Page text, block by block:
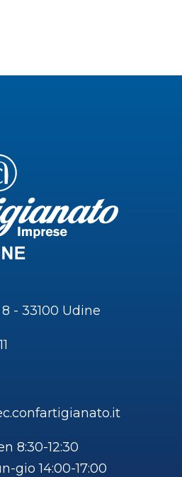
- 33100 Udine
8:30-12:30
gio 14:00-17:00